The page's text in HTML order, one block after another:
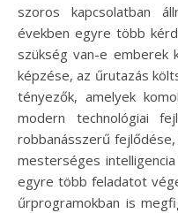
szoros kapcsolatban
években egyre több
szükség van-e emberek
képzése, az űrutazás
tényezők, amelyek
modern technológiai
robbanásszerű
mesterséges
egyre több feladatot
űrprogramokban is